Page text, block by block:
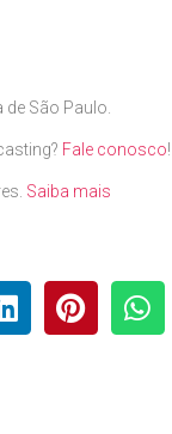
São Paulo.
Fale conosco!
Saiba mais